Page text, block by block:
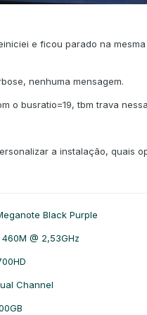
e ficou parado na
nenhuma mensagem.
o busratio=19, tbm trava
a instalação, quais
Black Purple
@ 2,53GHz
Channel